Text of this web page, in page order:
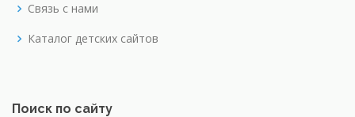
Связь с нами
Каталог детских сайтов
Поиск по сайту